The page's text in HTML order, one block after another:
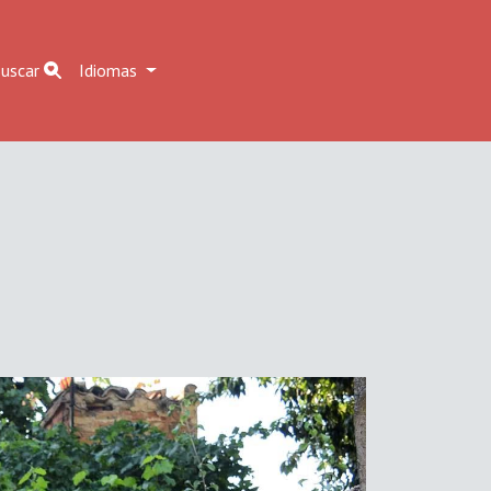
Idiomas